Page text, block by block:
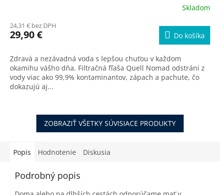
produktu
je
z
5
hviezdičiek.
Skladom
24,31 € bez DPH
29,90 € Do košíka
Zdravá a nezávadná voda s lepšou chuťou v každom
okamihu vášho dňa. Filtračná fľaša Quell Nomad odstráni z
vody viac ako 99,9% kontaminantov, zápach a pachute, čo
dokazujú aj...
ZOBRAZIŤ VŠETKY SÚVISIACE PRODUKTY
Popis Hodnotenie Diskusia
Podrobný popis